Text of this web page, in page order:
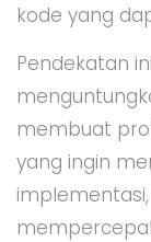
kode yang
Pendekatan
membuat
yang ingin